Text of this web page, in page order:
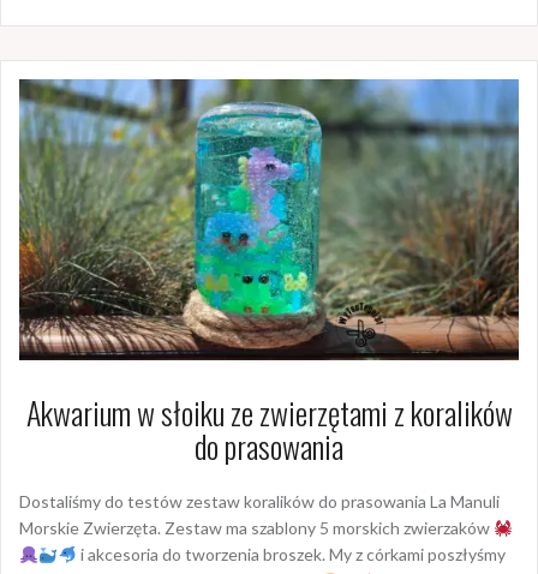
Akwarium w słoiku ze zwierzętami z koralików
do prasowania
Dostaliśmy do testów zestaw koralików do prasowania La Manuli
Morskie Zwierzęta. Zestaw ma szablony 5 morskich zwierzaków
i akcesoria do tworzenia broszek. My z córkami poszłyśmy